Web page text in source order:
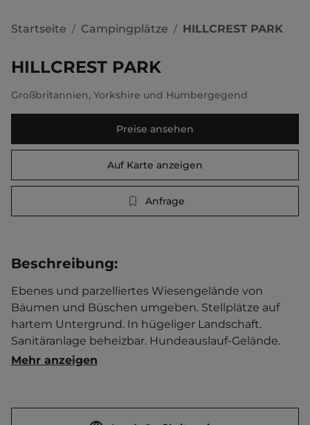
Startseite / Campingplätze / HILLCREST PARK
HILLCREST PARK
Großbritannien, Yorkshire und Humbergegend
Preise ansehen
Auf Karte anzeigen
Anfrage
Beschreibung:
Ebenes und parzelliertes Wiesengelände von
Bäumen und Büschen umgeben. Stellplätze auf
hartem Untergrund. In hügeliger Landschaft.
Sanitäranlage beheizbar. Hundeauslauf-Gelände.
Wanderwege in der Umgebung.   Ort 2 km
Mehr anzeigen